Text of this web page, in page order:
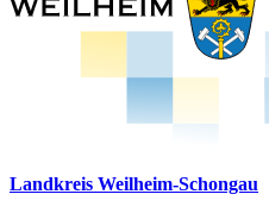
Landkreis Weilheim-Schongau